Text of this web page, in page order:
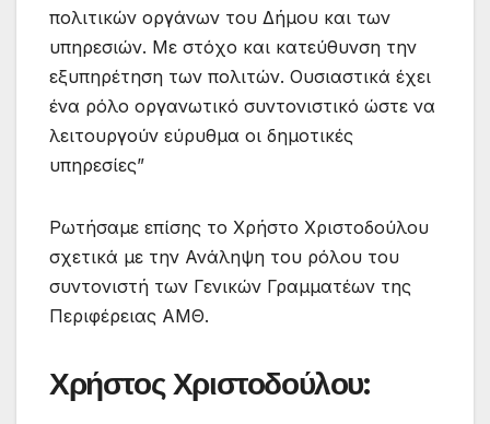
πολιτικών οργάνων του Δήμου και των
υπηρεσιών. Με στόχο και κατεύθυνση την
εξυπηρέτηση των πολιτών. Ουσιαστικά έχει
ένα ρόλο οργανωτικό συντονιστικό ώστε να
λειτουργούν εύρυθμα οι δημοτικές
υπηρεσίες”
Ρωτήσαμε επίσης το Χρήστο Χριστοδούλου
σχετικά με την Ανάληψη του ρόλου του
συντονιστή των Γενικών Γραμματέων της
Περιφέρειας ΑΜΘ.
Χρήστος Χριστοδούλου: